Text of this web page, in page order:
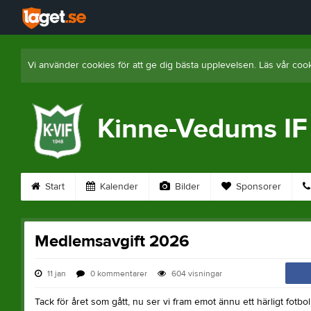
Vi använder cookies för att ge dig bästa upplevelsen. Läs vår
Kinne-Vedums IF
Start Kalender Bilder Sponsorer
Medlemsavgift 2026
11 jan 0 kommentarer 604visningar
Tack för året som gått, nu ser vi fram emot ännu ett härligt